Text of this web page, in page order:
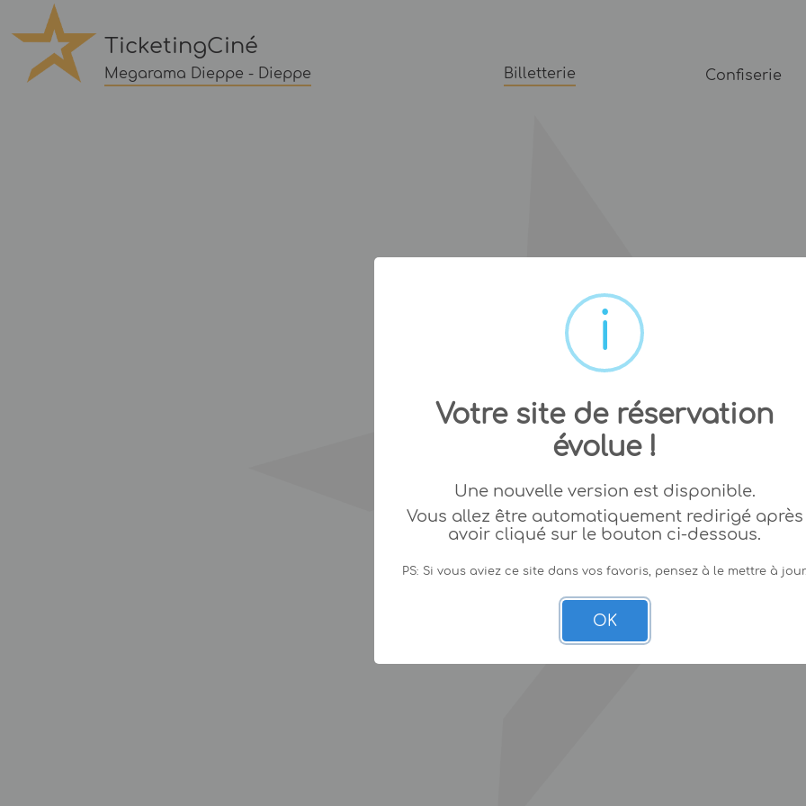
TicketingCiné
Megarama Dieppe - Dieppe Billetterie Confiserie
Votre site de réservation
évolue !
Une nouvelle version est disponible.
Vous allez être automatiquement redirigé après
avoir cliqué sur le bouton ci-dessous.
PS: Si vous aviez ce site dans vos favoris, pensez à le mettre à
OK